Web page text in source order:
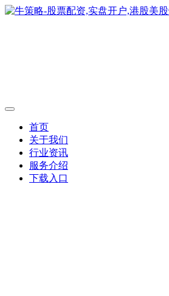
首页
关于我们
行业资讯
服务介绍
下载入口